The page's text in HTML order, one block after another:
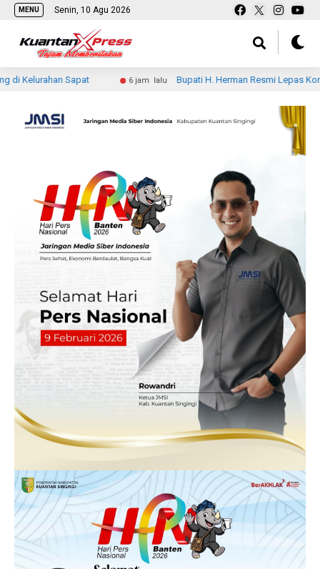
MENU Senin, 10 Agu 2026
Sapat 6 jam lalu Bupati H. Herman Resmi Lepas Kontingen